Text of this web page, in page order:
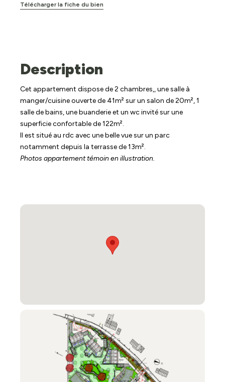
Télécharger la fiche du bien
Description
Cet appartement dispose de 2 chambres,, une salle à
manger/cuisine ouverte de 41m² sur un salon de 20m², 1
salle de bains, une buanderie et un wc invité sur une
superficie confortable de 122m².
Il est situé au rdc avec une belle vue sur un parc
notamment depuis la terrasse de 13m².
Photos appartement témoin en illustration.